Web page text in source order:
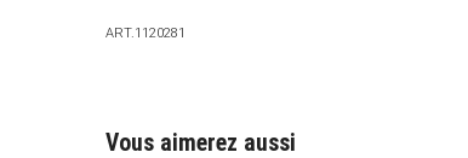
ART.1120281
Vous aimerez aussi